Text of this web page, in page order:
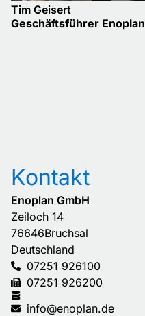
Tim Geisert
Geschäftsführer Enoplan
Kontakt
Enoplan GmbH
Zeiloch 14
76646Bruchsal
Deutschland
07251 926100
07251 926200
info@enoplan.de